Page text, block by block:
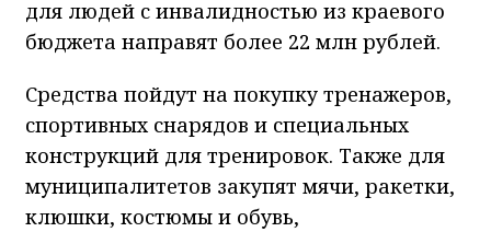
для людей с инвалидностью из краевого
бюджета направят более 22 млн рублей.
Средства пойдут на покупку тренажеров,
спортивных снарядов и специальных
конструкций для тренировок. Также для
муниципалитетов закупят мячи, ракетки,
клюшки, костюмы и обувь,